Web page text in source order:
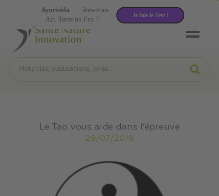
Le Tao vous aide dans l’épreuve
29/07/2018
Air, Terre ou Feu ?
Ayurvéda : êtes-vous
Je fais le Test !